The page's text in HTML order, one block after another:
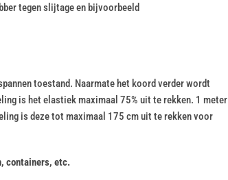
tegen slijtage en bijvoorbeeld
toestand. Naarmate het koord verder wordt
is het elastiek maximaal 75% uit te rekken. 1 meter
is deze tot maximaal 175 cm uit te rekken voor
containers, etc.